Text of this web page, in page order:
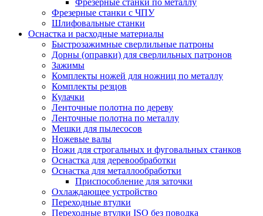
Фрезерные станки по металлу
Фрезерные станки с ЧПУ
Шлифовальные станки
Оснастка и расходные материалы
Быстрозажимные сверлильные патроны
Дорны (оправки) для сверлильных патронов
Зажимы
Комплекты ножей для ножниц по металлу
Комплекты резцов
Кулачки
Ленточные полотна по дереву
Ленточные полотна по металлу
Мешки для пылесосов
Ножевые валы
Ножи для строгальных и фуговальных станков
Оснастка для деревообработки
Оснастка для металлообработки
Приспособление для заточки
Охлаждающее устройство
Переходные втулки
Переходные втулки ISO без поводка